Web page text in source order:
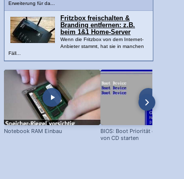
Erweiterung für da...
Fritzbox freischalten &
Branding entfernen: z.B.
beim 1&1 Home-Server
Wenn die Fritzbox von dem Internet-
Anbieter stammt, hat sie in manchen
Fäll...
Notebook RAM Einbau
BIOS: Boot Priorität einstellen und
von CD starten